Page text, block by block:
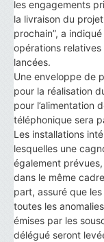
les engagements
la livraison du
prochain”, a
opérations relatives
lancées.
Une enveloppe de
pour la réalisation
pour l’alimentation
téléphonique sera
Les installations
lesquelles une
également
dans le même
part, assuré que
toutes les
émises par les
délégué seront